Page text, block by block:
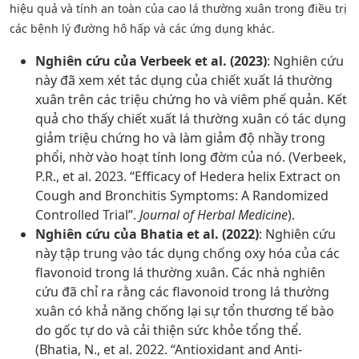
hiệu quả và tính an toàn của cao lá thường xuân trong điều trị
các bệnh lý đường hô hấp và các ứng dụng khác.
Nghiên cứu của Verbeek et al. (2023): Nghiên cứu
này đã xem xét tác dụng của chiết xuất lá thường
xuân trên các triệu chứng ho và viêm phế quản. Kết
quả cho thấy chiết xuất lá thường xuân có tác dụng
giảm triệu chứng ho và làm giảm độ nhầy trong
phổi, nhờ vào hoạt tính long đờm của nó. (Verbeek,
P.R., et al. 2023. “Efficacy of Hedera helix Extract on
Cough and Bronchitis Symptoms: A Randomized
Controlled Trial”. Journal of Herbal Medicine).
Nghiên cứu của Bhatia et al. (2022): Nghiên cứu
này tập trung vào tác dụng chống oxy hóa của các
flavonoid trong lá thường xuân. Các nhà nghiên
cứu đã chỉ ra rằng các flavonoid trong lá thường
xuân có khả năng chống lại sự tổn thương tế bào
do gốc tự do và cải thiện sức khỏe tổng thể.
(Bhatia, N., et al. 2022. “Antioxidant and Anti-